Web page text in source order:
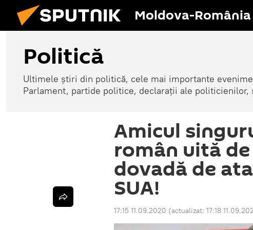
Moldova-România
Politică
Ultimele știri din politică, cele mai importante
Parlament, partide politice, declarații ale
Amicul
român uită
dovadă de
SUA!
17:15 11.09.2020 (actualizat: 17:18